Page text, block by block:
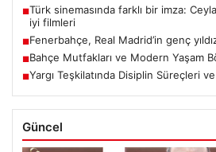
■Türk sinemasında farklı bir imza:
iyi filmleri
■Fenerbahçe, Real Madrid’in genç
■Bahçe Mutfakları ve Modern Yaşam
■Yargı Teşkilatında Disiplin Süreçleri
Güncel